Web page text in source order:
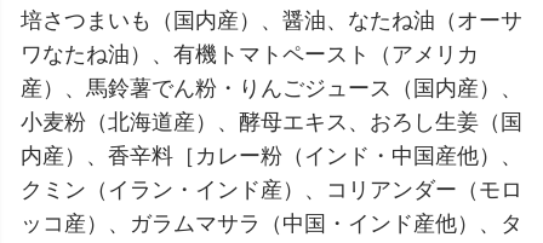
培さつまいも（国内産）、醤油、なたね油（オーサ
ワなたね油）、有機トマトペースト（アメリカ
産）、馬鈴薯でん粉・りんごジュース（国内産）、
小麦粉（北海道産）、酵母エキス、おろし生姜（国
内産）、香辛料［カレー粉（インド・中国産他）、
クミン（イラン・インド産）、コリアンダー（モロ
ッコ産）、ガラムマサラ（中国・インド産他）、タ